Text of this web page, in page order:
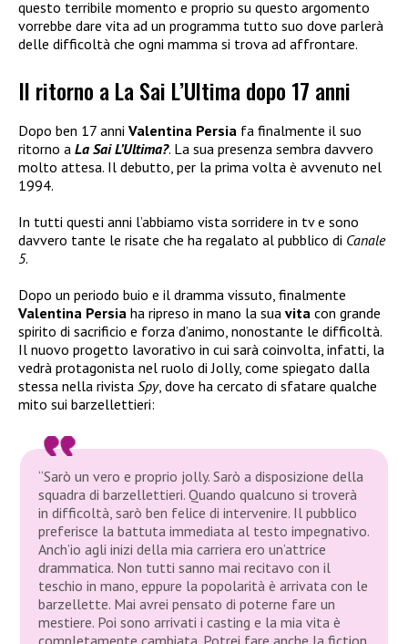
questo terribile momento e proprio su questo argomento
vorrebbe dare vita ad un programma tutto suo dove parlerà
delle difficoltà che ogni mamma si trova ad affrontare.
Il ritorno a La Sai L’Ultima dopo 17 anni
Dopo ben 17 anni Valentina Persia fa finalmente il suo
ritorno a La Sai L’Ultima?. La sua presenza sembra davvero
molto attesa. Il debutto, per la prima volta è avvenuto nel
1994.
In tutti questi anni l’abbiamo vista sorridere in tv e sono
davvero tante le risate che ha regalato al pubblico di Canale
5.
Dopo un periodo buio e il dramma vissuto, finalmente
Valentina Persia ha ripreso in mano la sua vita con grande
spirito di sacrificio e forza d’animo, nonostante le difficoltà.
Il nuovo progetto lavorativo in cui sarà coinvolta, infatti, la
vedrà protagonista nel ruolo di Jolly, come spiegato dalla
stessa nella rivista Spy, dove ha cercato di sfatare qualche
mito sui barzellettieri:
“Sarò un vero e proprio jolly. Sarò a disposizione della
squadra di barzellettieri. Quando qualcuno si troverà
in difficoltà, sarò ben felice di intervenire. Il pubblico
preferisce la battuta immediata al testo impegnativo.
Anch’io agli inizi della mia carriera ero un’attrice
drammatica. Non tutti sanno mai recitavo con il
teschio in mano, eppure la popolarità è arrivata con le
barzellette. Mai avrei pensato di poterne fare un
mestiere. Poi sono arrivati i casting e la mia vita è
completamente cambiata. Potrei fare anche la fiction